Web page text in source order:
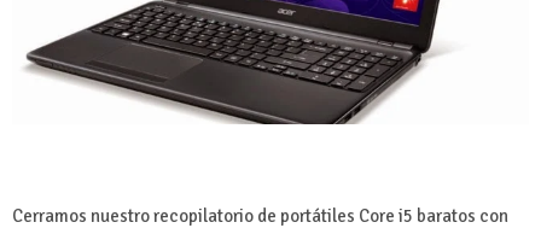
Cerramos nuestro recopilatorio de portátiles Core i5 baratos con